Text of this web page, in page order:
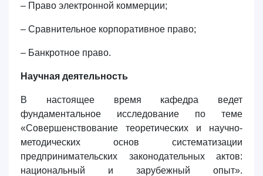
– Право электронной коммерции;
– Сравнительное корпоративное право;
– Банкротное право.
Научная деятельность
В настоящее время кафедра ведет
фундаментальное исследование по теме
«Совершенствование теоретических и научно-
методических основ систематизации
предпринимательских законодательных актов:
национальный и зарубежный опыт».